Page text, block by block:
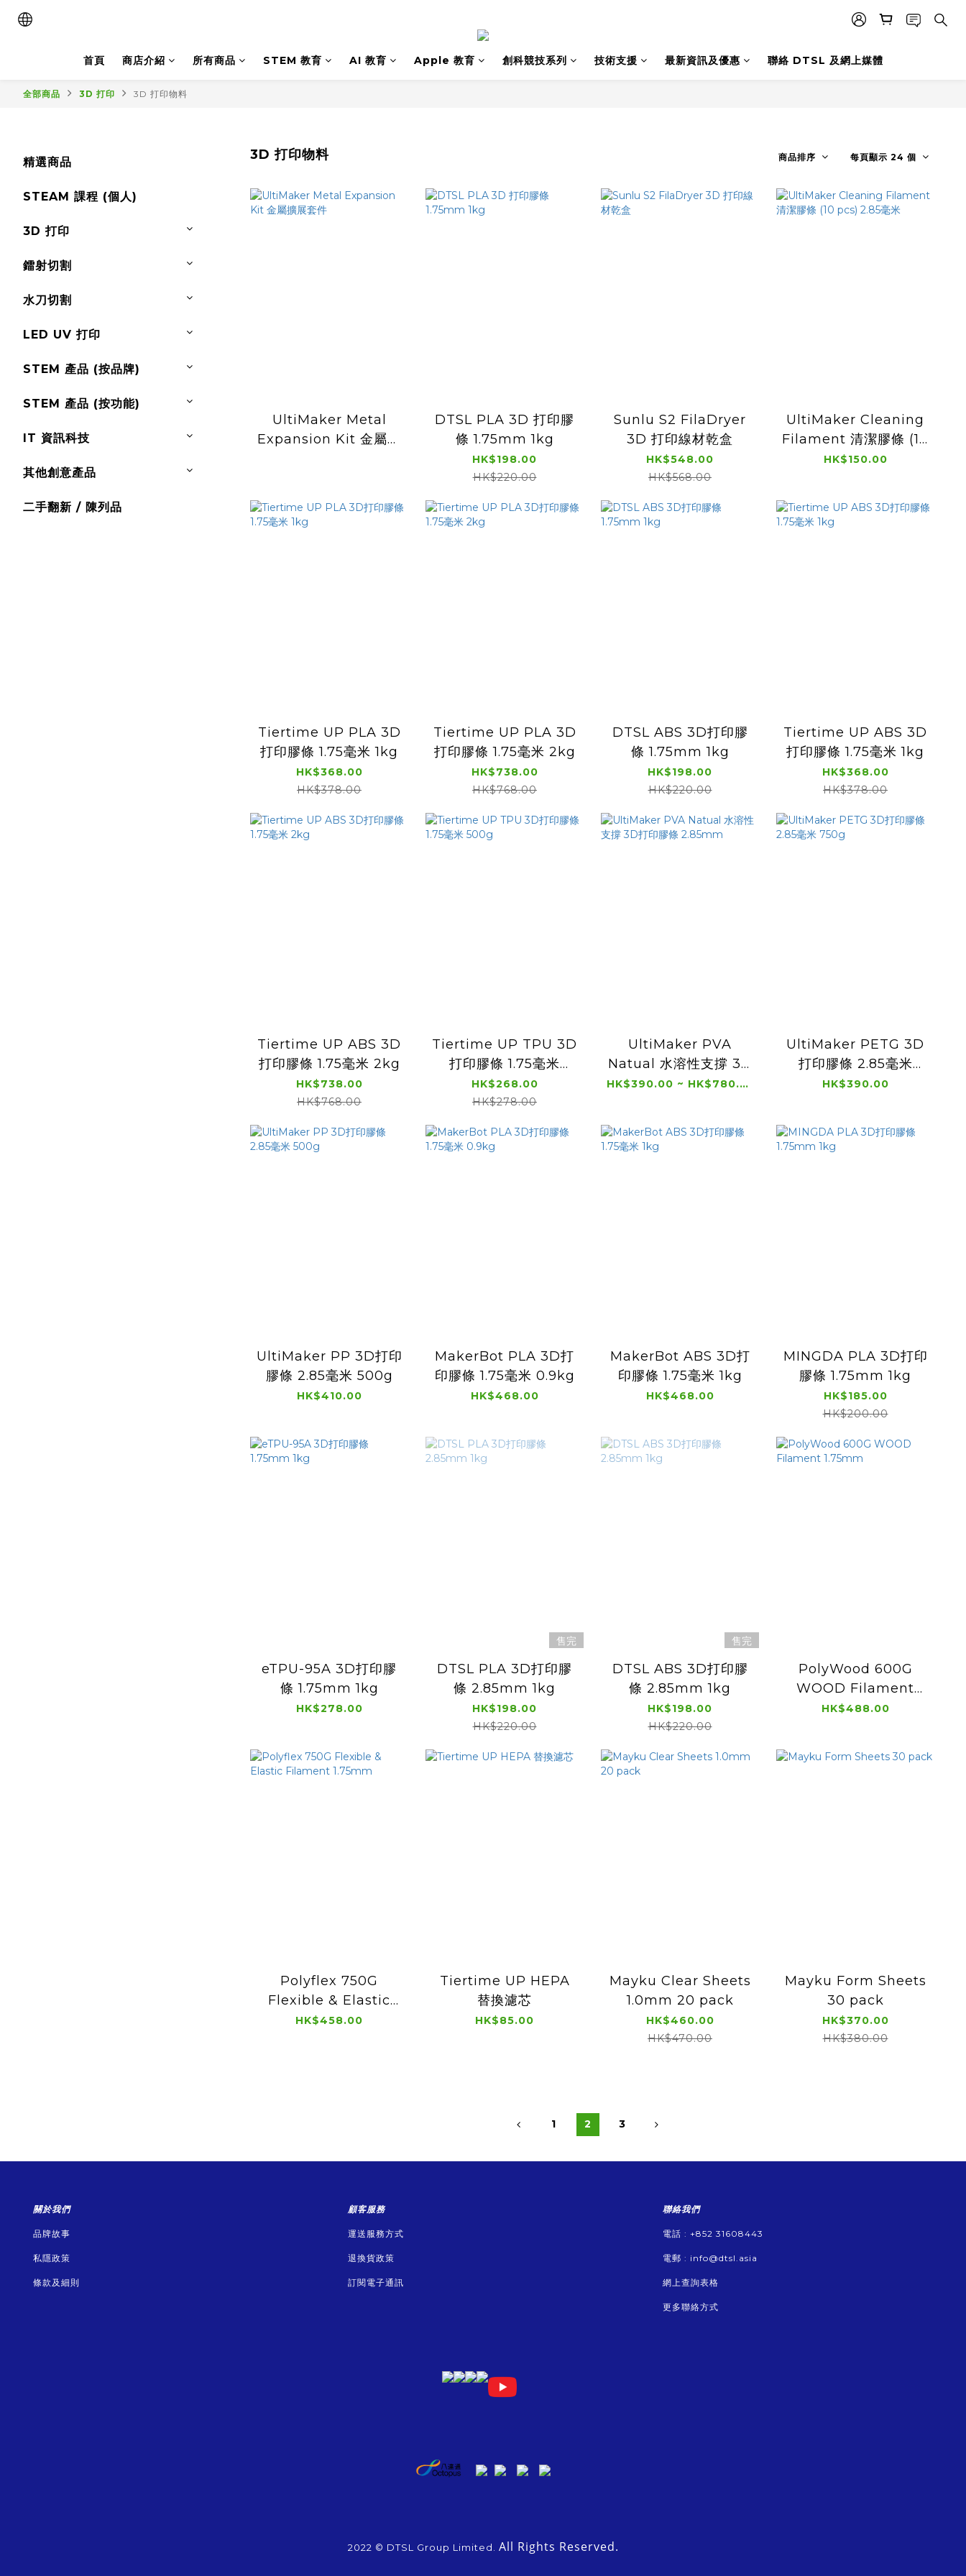
首頁 商店介紹 所有商品 STEM 教育 AI 教育 Apple 教育 創科競技系列 技術支援 最新資訊及優惠 聯絡 DTSL 及網上媒體
全部商品 3D 打印 3D 打印物料
精選商品
STEAM 課程 (個人)
3D 打印
鐳射切割
水刀切割
LED UV 打印
STEM 產品 (按品牌)
STEM 產品 (按功能)
IT 資訊科技
其他創意產品
二手翻新 / 陳列品
3D 打印物料 商品排序 每頁顯示 24 個
UltiMaker Metal
Expansion Kit 金屬擴
DTSL PLA 3D 打印膠
條 1.75mm 1kg
HK$198.00
HK$220.00
Sunlu S2 FilaDryer
3D 打印線材乾盒
HK$548.00
HK$568.00
UltiMaker Cleaning
Filament 清潔膠條 (10
pcs) 2.85毫米
HK$150.00
Tiertime UP PLA 3D
打印膠條 1.75毫米 1kg
HK$368.00
HK$378.00
Tiertime UP PLA 3D
打印膠條 1.75毫米 2kg
HK$738.00
HK$768.00
DTSL ABS 3D打印膠
條 1.75mm 1kg
HK$198.00
HK$220.00
Tiertime UP ABS 3D
打印膠條 1.75毫米 1kg
HK$368.00
HK$378.00
Tiertime UP ABS 3D
打印膠條 1.75毫米 2kg
HK$738.00
HK$768.00
Tiertime UP TPU 3D
打印膠條 1.75毫米
500g
HK$268.00
HK$278.00
UltiMaker PVA
Natual 水溶性支撐 3D
打印膠條 2.85mmHK$390.00 ~ HK$780.00
UltiMaker PETG 3D
打印膠條 2.85毫米
750g
HK$390.00
UltiMaker PP 3D打印
膠條 2.85毫米 500g
HK$410.00
MakerBot PLA 3D打
印膠條 1.75毫米 0.9kg
HK$468.00
MakerBot ABS 3D打
印膠條 1.75毫米 1kg
HK$468.00
MINGDA PLA 3D打印
膠條 1.75mm 1kg
HK$185.00
HK$200.00
eTPU-95A 3D打印膠
條 1.75mm 1kg
HK$278.00
售完
DTSL PLA 3D打印膠
條 2.85mm 1kg
HK$198.00
HK$220.00
售完
DTSL ABS 3D打印膠
條 2.85mm 1kg
HK$198.00
HK$220.00
PolyWood 600G
WOOD Filament
1.75mm
HK$488.00
Polyflex 750G
Flexible & Elastic
Filament 1.75mm
HK$458.00
Tiertime UP HEPA
替換濾芯
HK$85.00
Mayku Clear Sheets
1.0mm 20 pack
HK$460.00
HK$470.00
Mayku Form Sheets
30 pack
HK$370.00
HK$380.00
1 2 3
關於我們
品牌故事
私隱政策
條款及細則
顧客服務
運送服務方式
退換貨政策
訂閱電子通訊
聯絡我們
電話 : +852 31608443
電郵 : info@dtsl.asia
網上查詢表格
更多聯絡方式
2022 © DTSL Group Limited. All Rights Reserved.